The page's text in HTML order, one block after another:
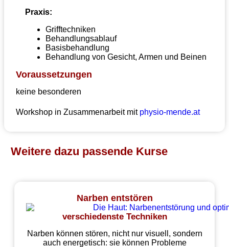
Praxis:
Grifftechniken
Behandlungsablauf
Basisbehandlung
Behandlung von Gesicht, Armen und Beinen
Voraussetzungen
keine besonderen
Workshop in Zusammenarbeit mit physio-mende.at
Weitere dazu passende Kurse
Narben entstören
verschiedenste Techniken
Narben können stören, nicht nur visuell, sondern
auch energetisch: sie können Probleme